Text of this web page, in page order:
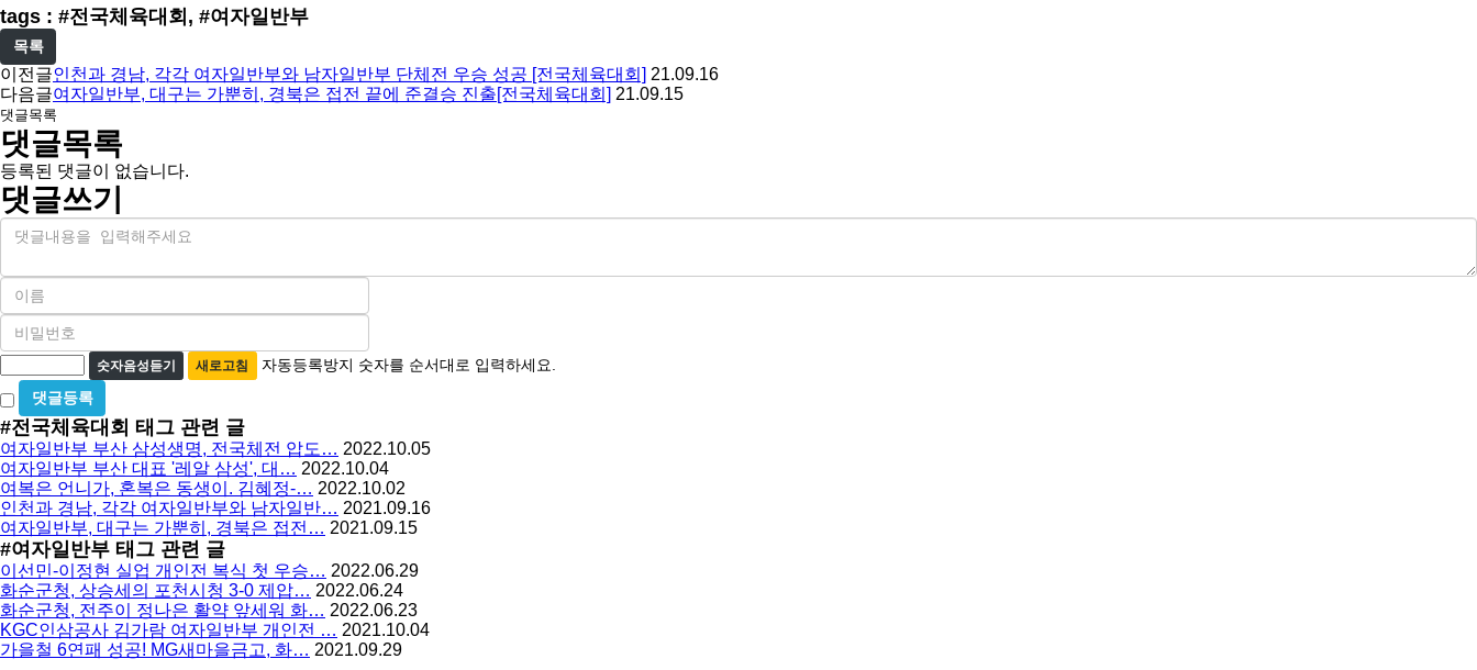
tags : #전국체육대회, #여자일반부
목록
이전글인천과 경남, 각각 여자일반부와 남자일반부 단체전 우승 성공 [전국체육대회] 21.09.16
다음글여자일반부, 대구는 가뿐히, 경북은 접전 끝에 준결승 진출[전국체육대회] 21.09.15
댓글목록
댓글목록
등록된 댓글이 없습니다.
댓글쓰기
내
이
필
수
비
밀
번
호
필
수
자
동
등
록
방
지
숫자음성듣기 새로고침 자동등록방지 숫자를 순서대로 입력하세요.
비
밀
글
사
용
#전국체육대회 태그 관련 글
여자일반부 부산 삼성생명, 전국체전 압도… 2022.10.05
여자일반부 부산 대표 '레알 삼성', 대… 2022.10.04
여복은 언니가, 혼복은 동생이. 김혜정-… 2022.10.02
인천과 경남, 각각 여자일반부와 남자일반… 2021.09.16
여자일반부, 대구는 가뿐히, 경북은 접전… 2021.09.15
#여자일반부 태그 관련 글
이선민-이정현 실업 개인전 복식 첫 우승… 2022.06.29
화순군청, 상승세의 포천시청 3-0 제압… 2022.06.24
화순군청, 전주이 정나은 활약 앞세워 화… 2022.06.23
KGC인삼공사 김가람 여자일반부 개인전 … 2021.10.04
가을철 6연패 성공! MG새마을금고, 화… 2021.09.29